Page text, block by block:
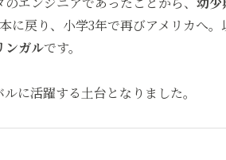
に戻り、小学3年で再びアメリカへ
ンガルです。
に活躍する土台となりました。